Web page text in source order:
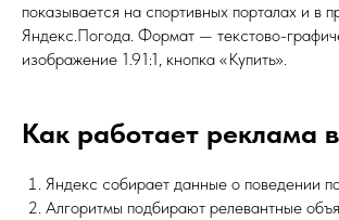
показывается на спортивных порталах и в
Яндекс.Погода. Формат — текстово-
изображение 1.91:1, кнопка «Купить».
Как работает реклама
Яндекс собирает данные о поведении
Алгоритмы подбирают релевантные